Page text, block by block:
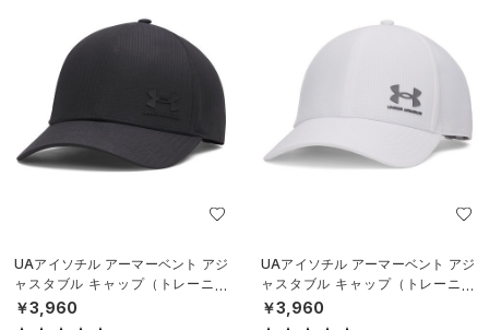
UAアイソチル アーマーベント アジ
ャスタブル キャップ（トレーニン
グ/MEN）
￥3,960
UAアイソチル アーマーベント アジ
ャスタブル キャップ（トレーニン
グ/MEN）
￥3,960